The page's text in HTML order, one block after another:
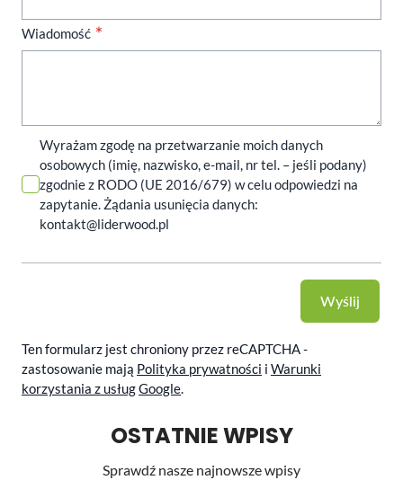
Wiadomość
Wyrażam zgodę na przetwarzanie moich danych
osobowych (imię, nazwisko, e-mail, nr tel. – jeśli podany)
zgodnie z RODO (UE 2016/679) w celu odpowiedzi na
zapytanie. Żądania usunięcia danych:
kontakt@liderwood.pl
Wyślij
Ten formularz jest chroniony przez reCAPTCHA -
zastosowanie mają Polityka prywatności i Warunki
korzystania z usługGoogle.
OSTATNIE WPISY
Sprawdź nasze najnowsze wpisy